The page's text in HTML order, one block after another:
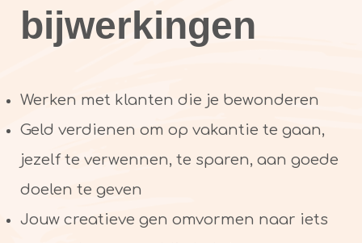
bijwerkingen
Werken met klanten die je bewonderen
Geld verdienen om op vakantie te gaan,
jezelf te verwennen, te sparen, aan goede
doelen te geven
Jouw creatieve gen omvormen naar iets